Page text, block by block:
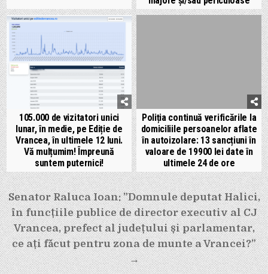
105.000 de vizitatori unici
lunar, în medie, pe Ediție de
Vrancea, în ultimele 12 luni.
Vă mulțumim! Împreună
suntem puternici!
Poliția continuă verificările la
domiciliile persoanelor aflate
în autoizolare: 13 sancțiuni în
valoare de 19900 lei date în
ultimele 24 de ore
Navigare
în
articole
Senator Raluca Ioan: ”Domnule deputat Halici,
în funcțiile publice de director executiv al CJ
Vrancea, prefect al județului și parlamentar,
ce ați făcut pentru zona de munte a Vrancei?”
→